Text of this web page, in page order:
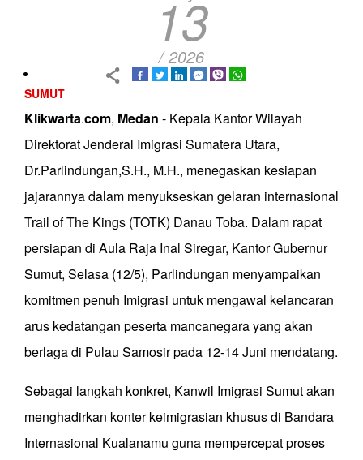
13
/ 2026
SUMUT
Klikwarta.com, Medan - Kepala Kantor Wilayah
Direktorat Jenderal Imigrasi Sumatera Utara,
Dr.Parlindungan,S.H., M.H., menegaskan kesiapan
jajarannya dalam menyukseskan gelaran internasional
Trail of The Kings (TOTK) Danau Toba. Dalam rapat
persiapan di Aula Raja Inal Siregar, Kantor Gubernur
Sumut, Selasa (12/5), Parlindungan menyampaikan
komitmen penuh Imigrasi untuk mengawal kelancaran
arus kedatangan peserta mancanegara yang akan
berlaga di Pulau Samosir pada 12-14 Juni mendatang.
Sebagai langkah konkret, Kanwil Imigrasi Sumut akan
menghadirkan konter keimigrasian khusus di Bandara
Internasional Kualanamu guna mempercepat proses